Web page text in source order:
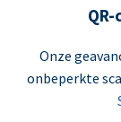
Onze
onbeperkte